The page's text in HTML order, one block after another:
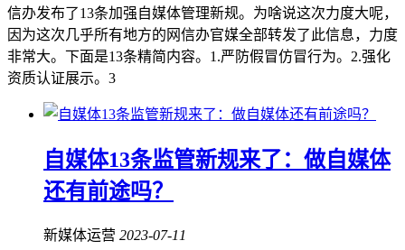
信办发布了13条加强自媒体管理新规。为啥说这次力度大呢，
因为这次几乎所有地方的网信办官媒全部转发了此信息，力度
非常大。下面是13条精简内容。1.严防假冒仿冒行为。2.强化
资质认证展示。3
自媒体13条监管新规来了：做自媒体
还有前途吗？
新媒体运营 2023-07-11